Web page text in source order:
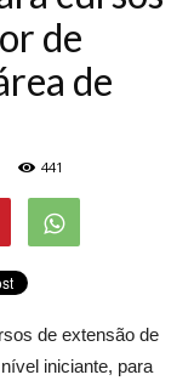
de
de
441
de extensão de
iniciante, para